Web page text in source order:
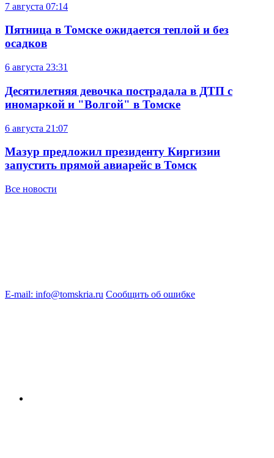
7 августа 07:14
Пятница в Томске ожидается теплой и без
осадков
6 августа 23:31
Десятилетняя девочка пострадала в ДТП с
иномаркой и "Волгой" в Томске
6 августа 21:07
Мазур предложил президенту Киргизии
запустить прямой авиарейс в Томск
Все новости
E-mail: info@tomskria.ru Сообщить об ошибке